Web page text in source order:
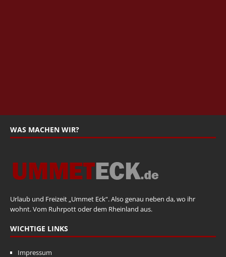
WAS MACHEN WIR?
Urlaub und Freizeit „Ummet Eck“. Also genau neben da, wo ihr
wohnt. Vom Ruhrpott oder dem Rheinland aus.
WICHTIGE LINKS
Impressum